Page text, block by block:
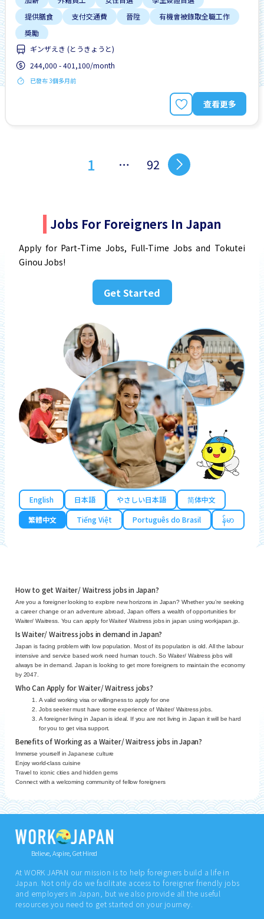
提供膳食
支付交通費 晉陞
有機會被錄取全職工作
獎勵
ギンザえき (とうきょうと)
244,000 - 401,100/month
已發布 3個多月前
查看更多
1 … 92
Jobs For Foreigners In Japan
Apply for Part-Time Jobs, Full-Time Jobs and Tokutei
Ginou Jobs!
Get Started
English 日本語 やさしい日本語
简体中文
繁體中文
Tiếng Việt Português do Brasil န်မာ
How to get Waiter/ Waitress jobs in Japan?
Are you a foreigner looking to explore new horizons in Japan? Whether you’re seeking
a career change or an adventure abroad, Japan offers a wealth of opportunities for
Waiter/ Waitress. You can apply for Waiter/ Waitress jobs in japan using workjapan.jp.
Is Waiter/ Waitress jobs in demand in Japan?
Japan is facing problem with low population. Most of its population is old. All the labour
intensive and service based work need human touch. So Waiter/ Waitress jobs will
always be in demand. Japan is looking to get more foreigners to maintain the economy
by 2047.
Who Can Apply for Waiter/ Waitress jobs?
A valid working visa or willingness to apply for one
Jobs seeker must have some experience of Waiter/ Waitress jobs.
A foreigner living in Japan is ideal. If you are not living in Japan it will be hard
for you to get visa support.
Benefits of Working as a Waiter/ Waitress jobs in Japan?
Immerse yourself in Japanese culture
Enjoy world-class cuisine
Travel to iconic cities and hidden gems
Connect with a welcoming community of fellow foreigners
Believe, Aspire, Get Hired
At WORK JAPAN our mission is to help foreigners build a life in
Japan. Not only do we facilitate access to foreigner friendly jobs
and employers in Japan, but we also provide all the useful
resources you need to get started on your journey.